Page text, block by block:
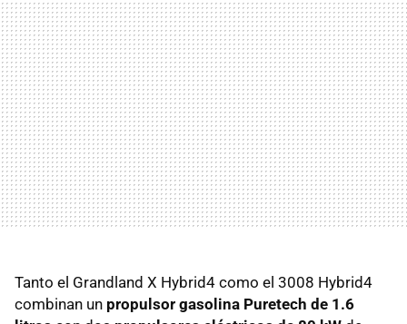
Tanto el Grandland X Hybrid4 como el 3008 Hybrid4
combinan un propulsor gasolina Puretech de 1.6